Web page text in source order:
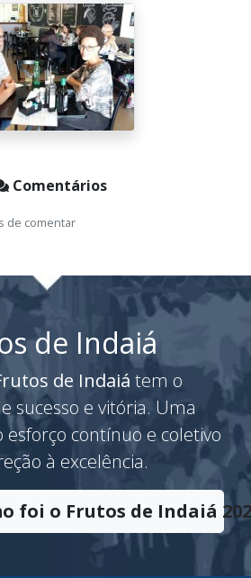
Comentários
de comentar
de Indaiá
de Indaiá tem o
sucesso e vitória. Uma
contínuo e coletivo
à excelência.
foi o Frutos de Indaiá